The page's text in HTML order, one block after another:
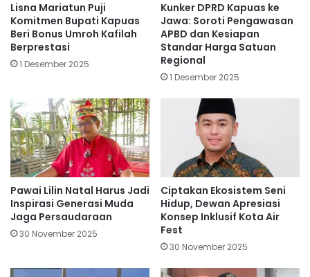
Lisna Mariatun Puji
Komitmen Bupati Kapuas
Beri Bonus Umroh Kafilah
Berprestasi
1 Desember 2025
Kunker DPRD Kapuas ke
Jawa: Soroti Pengawasan
APBD dan Kesiapan
Standar Harga Satuan
Regional
1 Desember 2025
Pawai Lilin Natal Harus Jadi
Inspirasi Generasi Muda
Jaga Persaudaraan
30 November 2025
Ciptakan Ekosistem Seni
Hidup, Dewan Apresiasi
Konsep Inklusif Kota Air
Fest
30 November 2025